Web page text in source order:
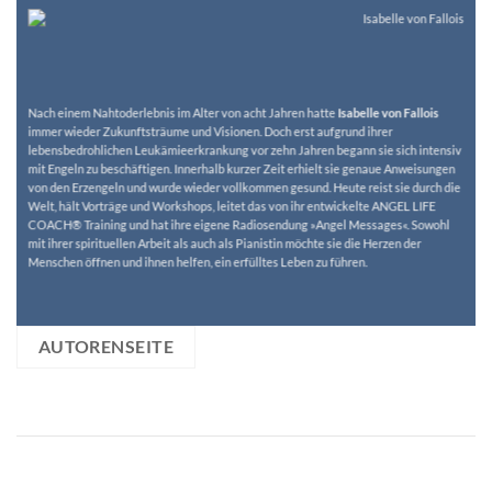
Nach einem Nahtoderlebnis im Alter von acht Jahren hatte Isabelle von Fallois
immer wieder Zukunftsträume und Visionen. Doch erst aufgrund ihrer
lebensbedrohlichen Leukämieerkrankung vor zehn Jahren begann sie sich intensiv
mit Engeln zu beschäftigen. Innerhalb kurzer Zeit erhielt sie genaue Anweisungen
von den Erzengeln und wurde wieder vollkommen gesund. Heute reist sie durch die
Welt, hält Vorträge und Workshops, leitet das von ihr entwickelte ANGEL LIFE
COACH® Training und hat ihre eigene Radiosendung »Angel Messages«. Sowohl
mit ihrer spirituellen Arbeit als auch als Pianistin möchte sie die Herzen der
Menschen öffnen und ihnen helfen, ein erfülltes Leben zu führen.
AUTORENSEITE